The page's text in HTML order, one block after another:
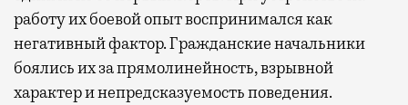
работу их боевой опыт воспринимался как
негативный фактор. Гражданские начальники
боялись их за прямолинейность, взрывной
характер и непредсказуемость поведения.